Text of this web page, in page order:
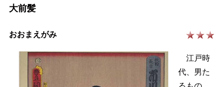
大前髪
おおまえがみ
江戸時
代、男た